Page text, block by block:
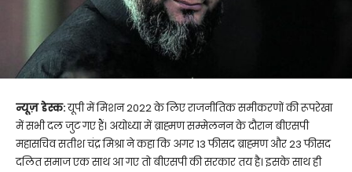
न्यूज़ डेस्क:यूपी में मिशन 2022 के लिए राजनीतिक समीकरणों की रूपरेखा
में सभी दल जुट गए हैं। अयोध्या में ब्राह्मण सम्मेलनन के दौरान बीएसपी
महासचिव सतीश चंद्र मिश्रा ने कहा कि अगर 13 फीसद ब्राह्मण और 23 फीसद
दलित समाज एक साथ आ गए तो बीएसपी की सरकार तय है। इसके साथ ही